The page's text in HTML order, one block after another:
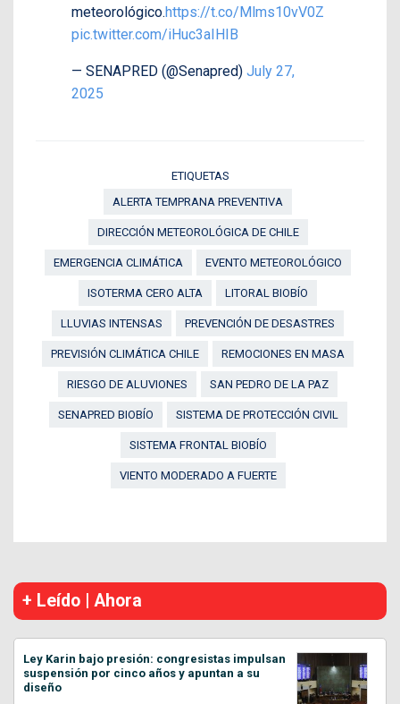
meteorológico.https://t.co/Mlms10vV0Z
pic.twitter.com/iHuc3aIHIB
— SENAPRED (@Senapred) July 27,
2025
ETIQUETAS
ALERTA TEMPRANA PREVENTIVA
DIRECCIÓN METEOROLÓGICA DE CHILE
EMERGENCIA CLIMÁTICA EVENTO METEOROLÓGICO
ISOTERMA CERO ALTA LITORAL BIOBÍO
LLUVIAS INTENSAS PREVENCIÓN DE DESASTRES
PREVISIÓN CLIMÁTICA CHILE REMOCIONES EN MASA
RIESGO DE ALUVIONES SAN PEDRO DE LA PAZ
SENAPRED BIOBÍO SISTEMA DE PROTECCIÓN CIVIL
SISTEMA FRONTAL BIOBÍO
VIENTO MODERADO A FUERTE
+ Leído | Ahora
Ley Karin bajo presión: congresistas impulsan
suspensión por cinco años y apuntan a su
diseño